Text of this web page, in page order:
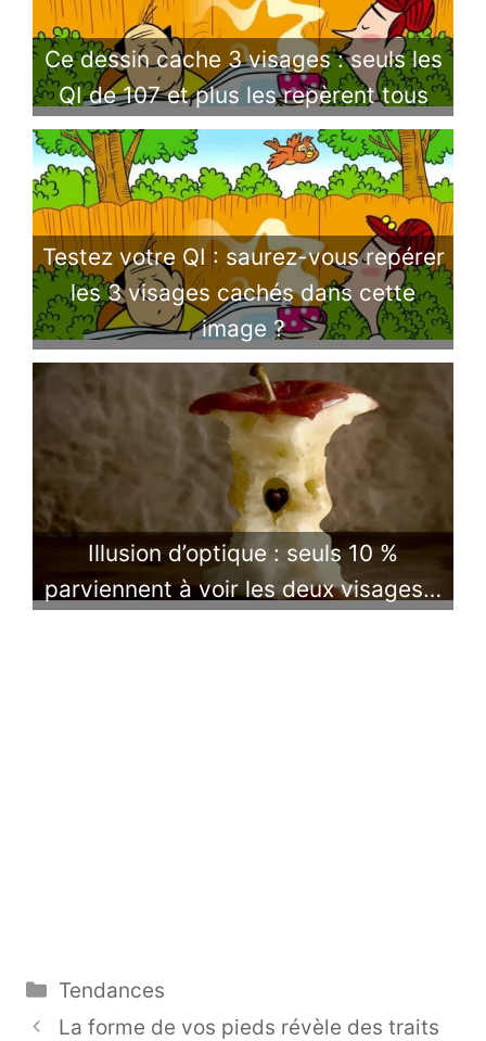
Ce dessin cache 3 visages : seuls les
QI de 107 et plus les repèrent tous
Testez votre QI : saurez-vous repérer
les 3 visages cachés dans cette
image ?
Illusion d’optique : seuls 10 %
parviennent à voir les deux visages…
Catégories
Tendances
La forme de vos pieds révèle des traits